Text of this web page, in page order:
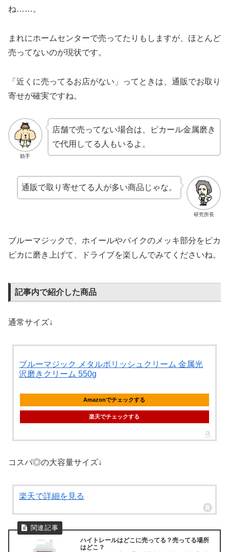
ね……。
まれにホームセンターで売ってたりもしますが、ほとんど
売ってないのが現状です。
「近くに売ってるお店がない」ってときは、通販でお取り
寄せが確実ですね。
助手
店舗で売ってない場合は、ピカール金属磨き
で代用してる人もいるよ。
研究所長
通販で取り寄せてる人が多い商品じゃな。
ブルーマジックで、ホイールやバイクのメッキ部分をピカ
ピカに磨き上げて、ドライブを楽しんでみてくださいね。
記事内で紹介した商品
通常サイズ↓
ブルーマジック メタルポリッシュクリーム 金属光
沢磨きクリーム 550g
Amazonでチェックする
楽天でチェックする
コスパ◎の大容量サイズ↓
楽天で詳細を見る
ハイトレールはどこに売ってる？売ってる場所
はどこ？